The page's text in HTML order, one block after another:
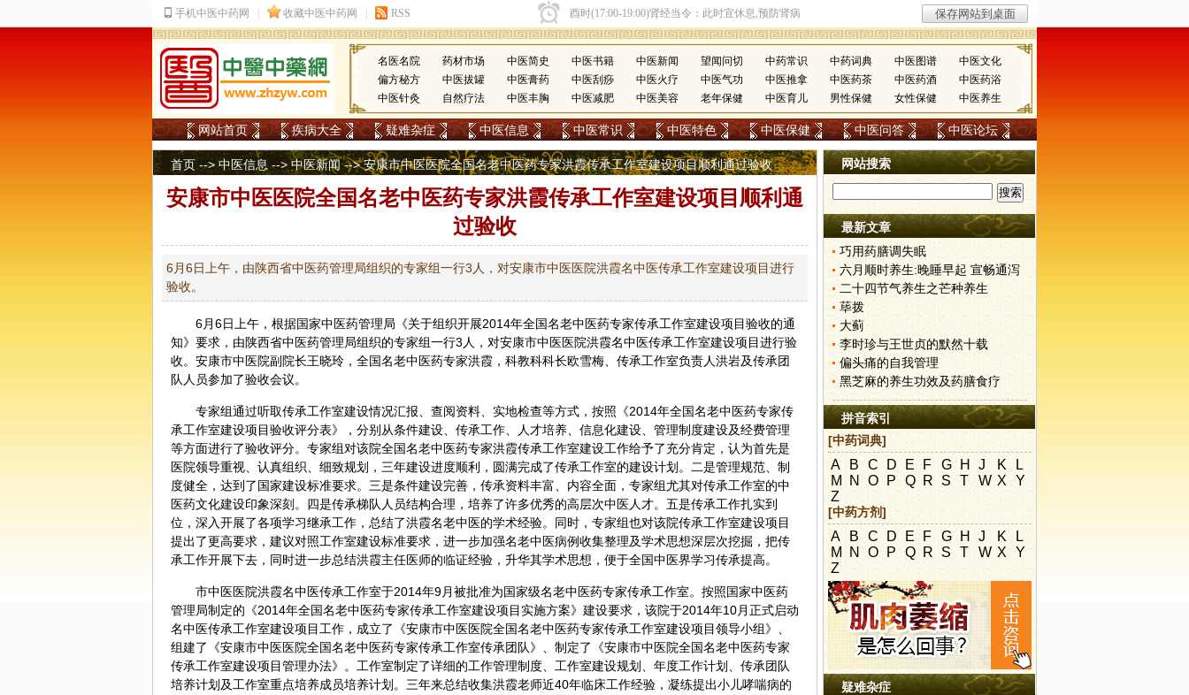
名医名院 药材市场 中医简史 中医书籍 中医新闻 望闻问切 中药常识 中药词典 中医图谱
中医文化
偏方秘方
中医拔罐 中医膏药 中医刮痧 中医火疗 中医气功 中医推拿 中医药茶 中医药酒
中医药浴
中医针灸
自然疗法 中医丰胸 中医减肥 中医美容 老年保健 中医育儿 男性保健 女性保健 中医养生
网站首页 疾病大全 疑难杂症 中医信息 中医常识 中医特色 中医保健 中医问答 中医论坛
首页 -->中医信息 -->中医新闻--> 安康市中医医院全国名老中医药专家洪霞传承工作室建设项目顺利通过验收
安康市中医医院全国名老中医药专家洪霞传承工作室建设项目顺利通
过验收
6月6日上午，由陕西省中医药管理局组织的专家组一行3人，对安康市中医医院洪霞名中医传承工作室建设项目进行
验收。
6月6日上午，根据国家中医药管理局《关于组织开展2014年全国名老中医药专家传承工作室建设项目验收的通
知》要求，由陕西省中医药管理局组织的专家组一行3人，对安康市中医医院洪霞名中医传承工作室建设项目进行验
收。安康市中医院副院长王晓玲，全国名老中医药专家洪霞，科教科科长欧雪梅、传承工作室负责人洪岩及传承团
队人员参加了验收会议。
专家组通过听取传承工作室建设情况汇报、查阅资料、实地检查等方式，按照《2014年全国名老中医药专家传
承工作室建设项目验收评分表》，分别从条件建设、传承工作、人才培养、信息化建设、管理制度建设及经费管理
等方面进行了验收评分。专家组对该院全国名老中医药专家洪霞传承工作室建设工作给予了充分肯定，认为首先是
医院领导重视、认真组织、细致规划，三年建设进度顺利，圆满完成了传承工作室的建设计划。二是管理规范、制
度健全，达到了国家建设标准要求。三是条件建设完善，传承资料丰富、内容全面，专家组尤其对传承工作室的中
医药文化建设印象深刻。四是传承梯队人员结构合理，培养了许多优秀的高层次中医人才。五是传承工作扎实到
位，深入开展了各项学习继承工作，总结了洪霞名老中医的学术经验。同时，专家组也对该院传承工作室建设项目
提出了更高要求，建议对照工作室建设标准要求，进一步加强名老中医病例收集整理及学术思想深层次挖掘，把传
承工作开展下去，同时进一步总结洪霞主任医师的临证经验，升华其学术思想，便于全国中医界学习传承提高。
市中医医院洪霞名中医传承工作室于2014年9月被批准为国家级名老中医药专家传承工作室。按照国家中医药
管理局制定的《2014年全国名老中医药专家传承工作室建设项目实施方案》建设要求，该院于2014年10月正式启动
名中医传承工作室建设项目工作，成立了《安康市中医医院全国名老中医药专家传承工作室建设项目领导小组》、
组建了《安康市中医医院全国名老中医药专家传承工作室传承团队》、制定了《安康市中医院全国名老中医药专家
传承工作室建设项目管理办法》。工作室制定了详细的工作管理制度、工作室建设规划、年度工作计划、传承团队
培养计划及工作室重点培养成员培养计划。三年来总结收集洪霞老师近40年临床工作经验，凝练提出小儿哮喘病的
网站搜索
最新文章
巧用药膳调失眠
六月顺时养生:晚睡早起 宣畅通泻
二十四节气养生之芒种养生
荜拨
大蓟
李时珍与王世贞的默然十载
偏头痛的自我管理
黑芝麻的养生功效及药膳食疗
拼音索引
[中药词典]
A B C D E F G H J K
L
M N O P Q R S T W X
Y
Z
[中药方剂]
A B C D E F G H J K
L
M N O P Q R S T W X
Y
Z
疑难杂症